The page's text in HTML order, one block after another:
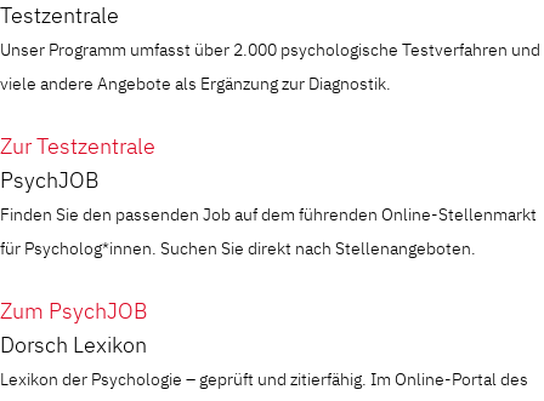
Testzentrale
Unser Programm umfasst über 2.000 psychologische Testverfahren und
viele andere Angebote als Ergänzung zur Diagnostik.
Zur Testzentrale
PsychJOB
Finden Sie den passenden Job auf dem führenden Online-Stellenmarkt
für Psycholog*innen. Suchen Sie direkt nach Stellenangeboten.
Zum PsychJOB
Dorsch Lexikon
Lexikon der Psychologie – geprüft und zitierfähig. Im Online-Portal des